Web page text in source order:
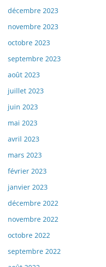
décembre 2023
novembre 2023
octobre 2023
septembre 2023
août 2023
juillet 2023
juin 2023
mai 2023
avril 2023
mars 2023
février 2023
janvier 2023
décembre 2022
novembre 2022
octobre 2022
septembre 2022